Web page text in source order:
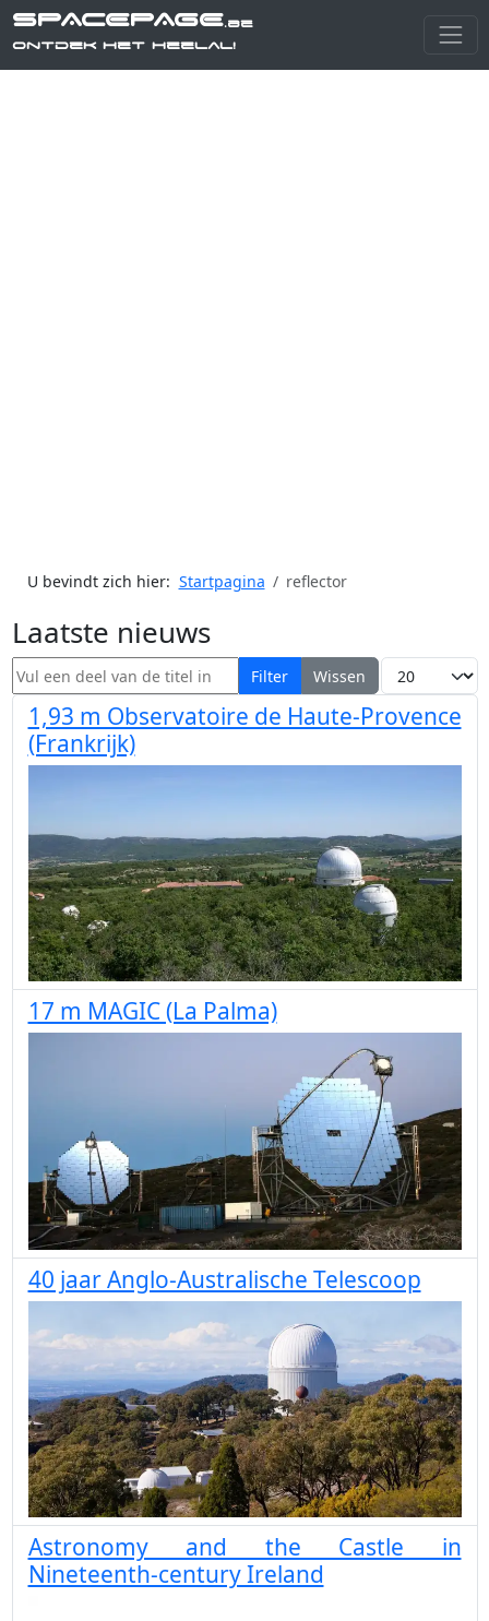
SPACEPAGE.be
Ontdek het heelal!
U bevindt zich hier: Startpagina reflector
Laatste nieuws
Vul een deel van de titel in Filter Wissen Toon #
1,93 m Observatoire de Haute-Provence
(Frankrijk)
17 m MAGIC (La Palma)
40 jaar Anglo-Australische Telescoop
Astronomy and the Castle in
Nineteenth-century Ireland